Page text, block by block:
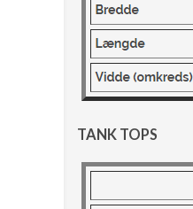
TANK TOPS